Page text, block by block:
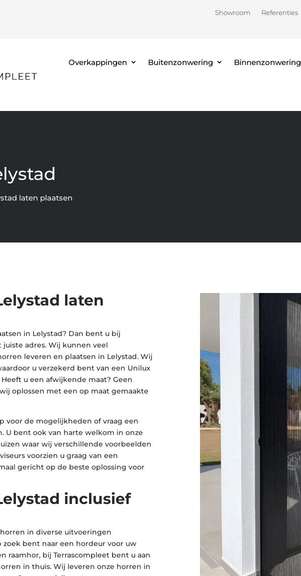
Showroom Referenties
Overkappingen Buitenzonwering Binnenzonwering
laten plaatsen
laten
in Lelystad? Dan bent u bij
juiste adres. Wij kunnen veel
leveren en plaatsen in Lelystad. Wij
u verzekerd bent van een Unilux
u een afwijkende maat? Geen
oplossen met een op maat gemaakte
voor de mogelijkheden of vraag een
U bent ook van harte welkom in onze
waar wij verschillende voorbeelden
voorzien u graag van een
gericht op de beste oplossing voor
inclusief
in diverse uitvoeringen
zoek bent naar een hordeur voor uw
raamhor, bij Terrascompleet bent u aan
in thuis. Wij leveren onze horren in